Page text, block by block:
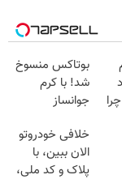
بوتاکس منسوخ
شد! با کرم
جوانساز
جوان
شو50%تخفیف
خلافی خودروتو
الان ببین، با
پلاک و کد ملی،